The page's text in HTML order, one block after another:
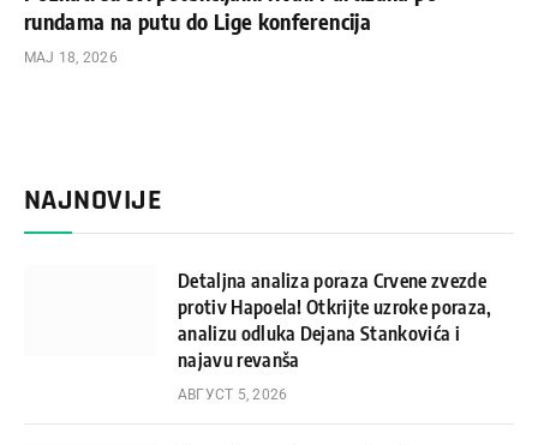
rundama na putu do Lige konferencija
МАЈ 18, 2026
NAJNOVIJE
Detaljna analiza poraza Crvene zvezde
protiv Hapoela! Otkrijte uzroke poraza,
analizu odluka Dejana Stankovića i
najavu revanša
АВГУСТ 5, 2026